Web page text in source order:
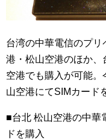
台湾の中華電信のプ
港・松山空港のほか
空港でも購入が可能
山空港にてSIMカード
■台北 松山空港の中華
ドを購入